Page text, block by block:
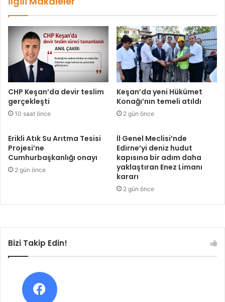
CHP Keşan’da devir teslim
gerçekleşti
10 saat önce
Keşan’da yeni Hükümet
Konağı’nın temeli atıldı
2 gün önce
Erikli Atık Su Arıtma Tesisi
Projesi’ne
Cumhurbaşkanlığı onayı
2 gün önce
İl Genel Meclisi’nde
Edirne’yi deniz hudut
kapısına bir adım daha
yaklaştıran Enez Limanı
kararı
2 gün önce
Bizi Takip Edin!